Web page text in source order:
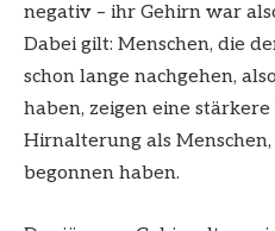
negativ – ihr Gehirn war
Dabei gilt: Menschen, die
schon lange nachgehen,
haben, zeigen eine
Hirnalterung als
begonnen haben.